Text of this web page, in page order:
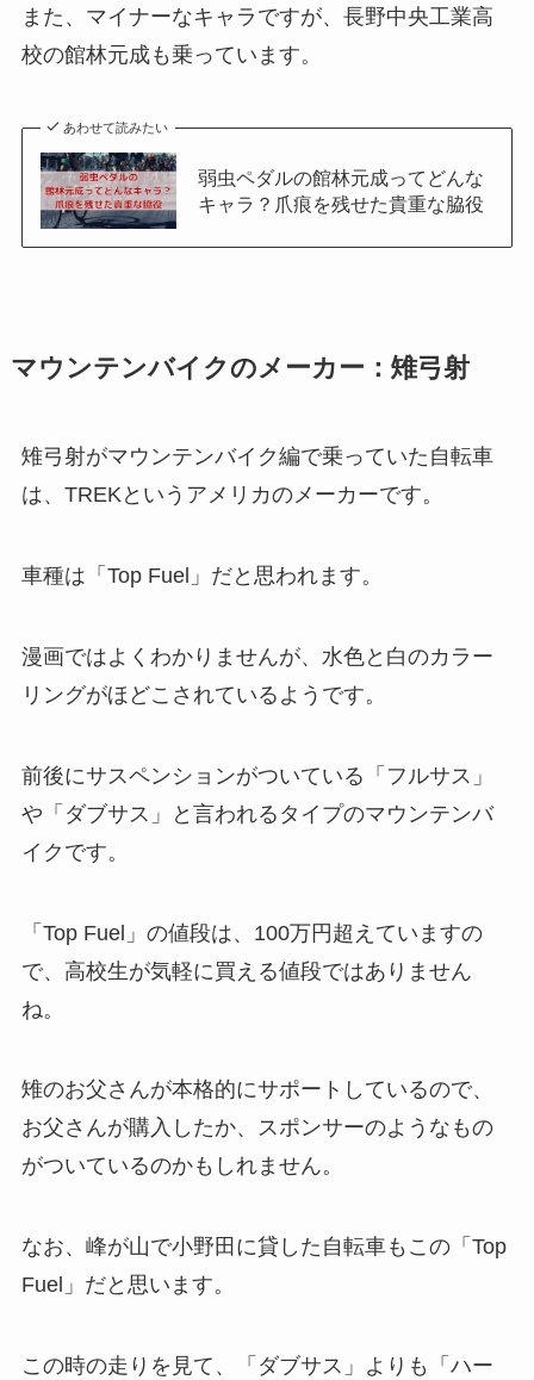
また、マイナーなキャラですが、長野中央工業高
校の館林元成も乗っています。
あわせて読みたい
弱虫ペダルの館林元成ってどんな
キャラ？爪痕を残せた貴重な脇役
マウンテンバイクのメーカー：雉弓射
雉弓射がマウンテンバイク編で乗っていた自転車
は、TREKというアメリカのメーカーです。
車種は「Top Fuel」だと思われます。
漫画ではよくわかりませんが、水色と白のカラー
リングがほどこされているようです。
前後にサスペンションがついている「フルサス」
や「ダブサス」と言われるタイプのマウンテンバ
イクです。
「Top Fuel」の値段は、100万円超えていますの
で、高校生が気軽に買える値段ではありません
ね。
雉のお父さんが本格的にサポートしているので、
お父さんが購入したか、スポンサーのようなもの
がついているのかもしれません。
なお、峰が山で小野田に貸した自転車もこの「Top
Fuel」だと思います。
この時の走りを見て、「ダブサス」よりも「ハー